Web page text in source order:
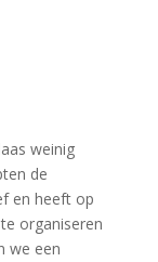
weinig
de
en heeft op
organiseren
we een